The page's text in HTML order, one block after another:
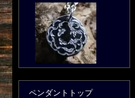
ペンダントトップ